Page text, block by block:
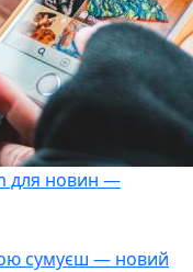
для новин —
сумуєш — новий